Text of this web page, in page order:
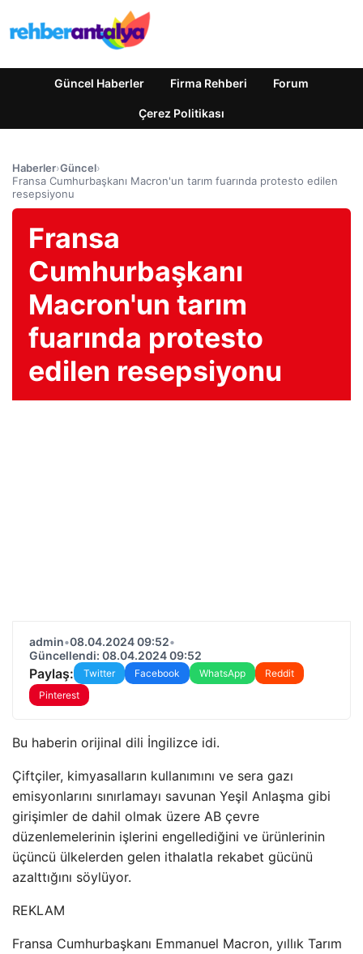
Güncel Haberler Firma Rehberi Forum
Çerez Politikası
Haberler›Güncel›
Fransa Cumhurbaşkanı Macron'un tarım fuarında protesto edilen
resepsiyonu
Fransa
Cumhurbaşkanı
Macron'un tarım
fuarında protesto
edilen resepsiyonu
admin•08.04.2024 09:52•
Güncellendi: 08.04.2024 09:52
Paylaş: Twitter Facebook WhatsApp
Reddit
Pinterest
Bu haberin orijinal dili İngilizce idi.
Çiftçiler, kimyasalların kullanımını ve sera gazı
emisyonlarını sınırlamayı savunan Yeşil Anlaşma gibi
girişimler de dahil olmak üzere AB çevre
düzenlemelerinin işlerini engellediğini ve ürünlerinin
üçüncü ülkelerden gelen ithalatla rekabet gücünü
azalttığını söylüyor.
REKLAM
Fransa Cumhurbaşkanı Emmanuel Macron, yıllık Tarım